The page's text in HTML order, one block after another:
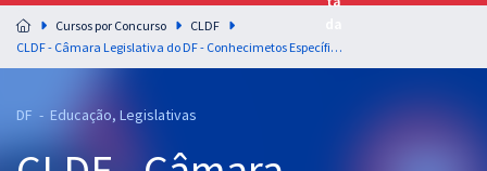
Preparação completa e intensiva para as principais
residências em saúde do Brasil
Cursos por Concurso
CLDF
CLDF - Câmara Legislativa do DF - Conhecimetos Específicos para Consultor Técnico-Legislativo - Revisor de Texto
DF - Educação, Legislativas